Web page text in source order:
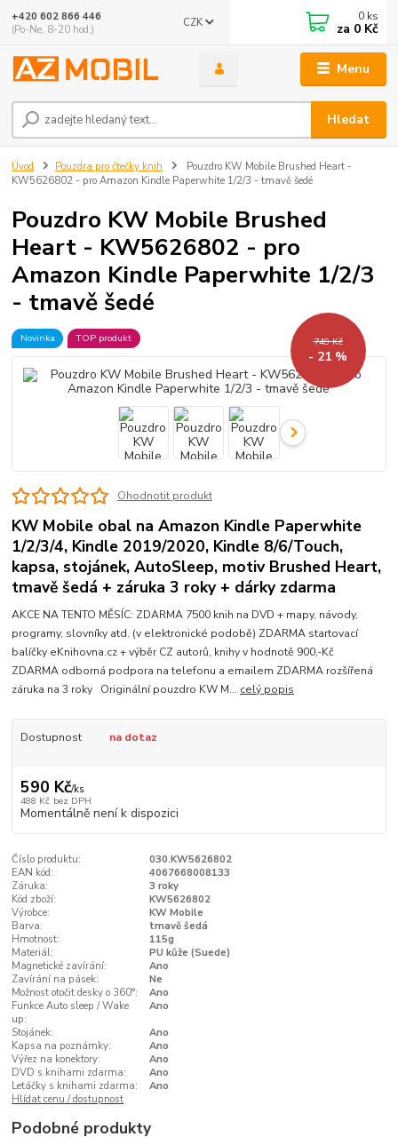
Menu
CZK
Hledat
+420 602 866 446
(Po-Ne, 8-20 hod.)
0 ks
za 0 Kč
Úvod Pouzdra pro čtečky knih
Pouzdro KW Mobile Brushed Heart -
KW5626802 - pro Amazon Kindle Paperwhite 1/2/3 - tmavě šedé
Pouzdro KW Mobile Brushed
Heart - KW5626802 - pro
Amazon Kindle Paperwhite 1/2/3
- tmavě šedé
Novinka TOP produkt 749 Kč
- 21 %
Ohodnotit produkt
KW Mobile obal na Amazon Kindle Paperwhite
1/2/3/4, Kindle 2019/2020, Kindle 8/6/Touch,
kapsa, stojánek, AutoSleep, motiv Brushed Heart,
tmavě šedá + záruka 3 roky + dárky zdarma
AKCE NA TENTO MĚSÍC: ZDARMA 7500 knih na DVD + mapy, návody,
programy, slovníky atd. (v elektronické podobě) ZDARMA startovací
balíčky eKnihovna.cz + výběr CZ autorů, knihy v hodnotě 900,-Kč
ZDARMA odborná podpora na telefonu a emailem ZDARMA rozšířená
záruka na 3 roky Originální pouzdro KW M... celý popis
Dostupnost na dotaz
590 Kč/ks
488 Kč bez DPH
Momentálně není k dispozici
Číslo produktu:
030.KW5626802
EAN kód:
4067668008133
Záruka:
3 roky
Kód zboží:
KW5626802
Výrobce:
KW Mobile
Barva:
tmavě šedá
Hmotnost:
115g
Materiál:
PU kůže (Suede)
Magnetické zavírání:
Ano
Zavírání na pásek:
Ne
Možnost otočit desky o 360°:
Ano
Funkce Auto sleep / Wake
up:
Ano
Stojánek:
Ano
Kapsa na poznámky:
Ano
Výřez na konektory:
Ano
DVD s knihami zdarma:
Ano
Letáčky s knihami zdarma:
Ano
Hlídat cenu / dostupnost
Podobné produkty